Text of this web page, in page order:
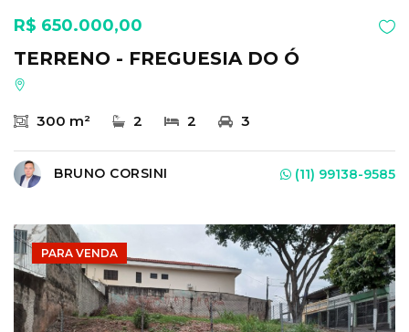
R$ 650.000,00
TERRENO - FREGUESIA DO Ó
300 m² 2 2 3
BRUNO CORSINI (11) 99138-9585
PARA VENDA